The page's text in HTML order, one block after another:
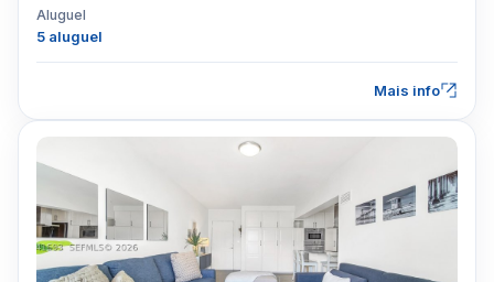
Aluguel
5 aluguel
Mais info